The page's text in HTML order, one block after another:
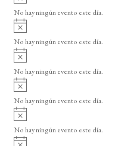
o
v
i
o
No hay ningún evento este día.
A
v
i
o
No hay ningún evento este día.
A
v
i
o
No hay ningún evento este día.
A
v
i
o
No hay ningún evento este día.
A
v
i
No hay ningún evento este día.
A